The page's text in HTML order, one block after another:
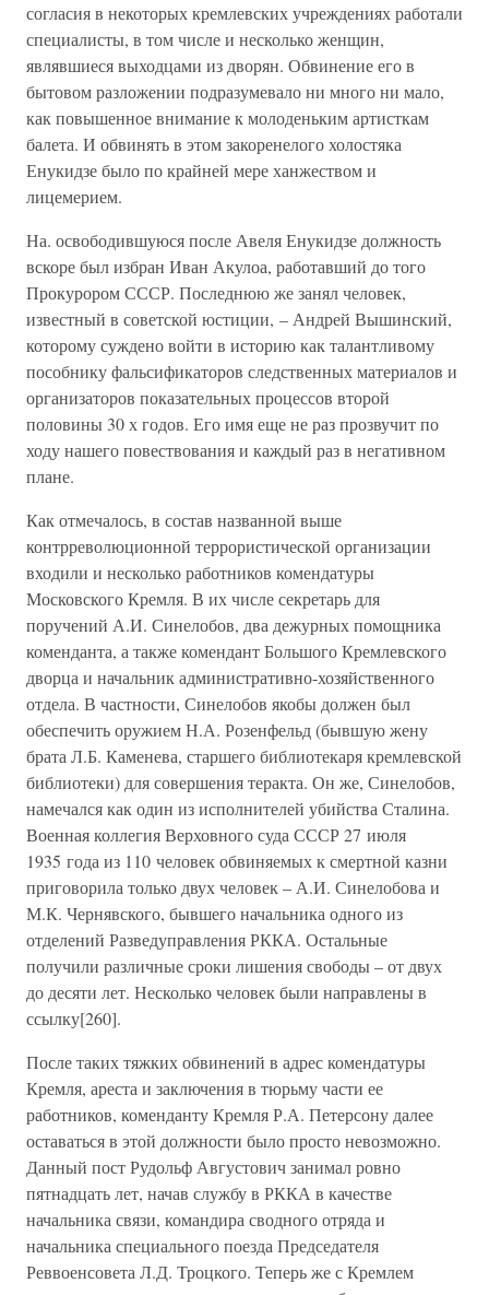
согласия в некоторых кремлевских учреждениях работали
специалисты, в том числе и несколько женщин,
являвшиеся выходцами из дворян. Обвинение его в
бытовом разложении подразумевало ни много ни мало,
как повышенное внимание к молоденьким артисткам
балета. И обвинять в этом закоренелого холостяка
Енукидзе было по крайней мере ханжеством и
лицемерием.
На. освободившуюся после Авеля Енукидзе должность
вскоре был избран Иван Акулоа, работавший до того
Прокурором СССР. Последнюю же занял человек,
известный в советской юстиции, – Андрей Вышинский,
которому суждено войти в историю как талантливому
пособнику фальсификаторов следственных материалов и
организаторов показательных процессов второй
половины 30 х годов. Его имя еще не раз прозвучит по
ходу нашего повествования и каждый раз в негативном
плане.
Как отмечалось, в состав названной выше
контрреволюционной террористической организации
входили и несколько работников комендатуры
Московского Кремля. В их числе секретарь для
поручений А.И. Синелобов, два дежурных помощника
коменданта, а также комендант Большого Кремлевского
дворца и начальник административно-хозяйственного
отдела. В частности, Синелобов якобы должен был
обеспечить оружием Н.А. Розенфельд (бывшую жену
брата Л.Б. Каменева, старшего библиотекаря кремлевской
библиотеки) для совершения теракта. Он же, Синелобов,
намечался как один из исполнителей убийства Сталина.
Военная коллегия Верховного суда СССР 27 июля
1935 года из 110 человек обвиняемых к смертной казни
приговорила только двух человек – А.И. Синелобова и
М.К. Чернявского, бывшего начальника одного из
отделений Разведуправления РККА. Остальные
получили различные сроки лишения свободы – от двух
до десяти лет. Несколько человек были направлены в
ссылку[260].
После таких тяжких обвинений в адрес комендатуры
Кремля, ареста и заключения в тюрьму части ее
работников, коменданту Кремля Р.А. Петерсону далее
оставаться в этой должности было просто невозможно.
Данный пост Рудольф Августович занимал ровно
пятнадцать лет, начав службу в РККА в качестве
начальника связи, командира сводного отряда и
начальника специального поезда Председателя
Реввоенсовета Л.Д. Троцкого. Теперь же с Кремлем